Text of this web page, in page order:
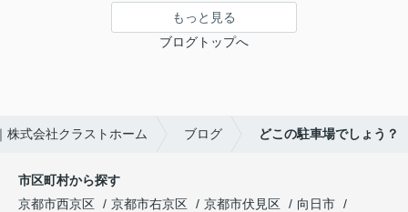
もっと見る
ブログトップへ
株式会社クラストホーム ブログ どこの駐車場でしょう？
市区町村から探す
京都市西京区
京都市右京区 京都市伏見区
向日市